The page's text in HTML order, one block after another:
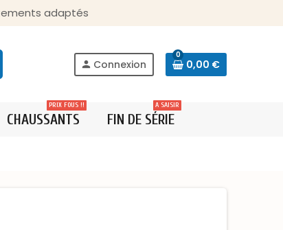
adaptés
person Connexion
0
0,00 €
CHAUSSANTS
PRIX FOUS !!
FIN DE SÉRIE
A SAISIR